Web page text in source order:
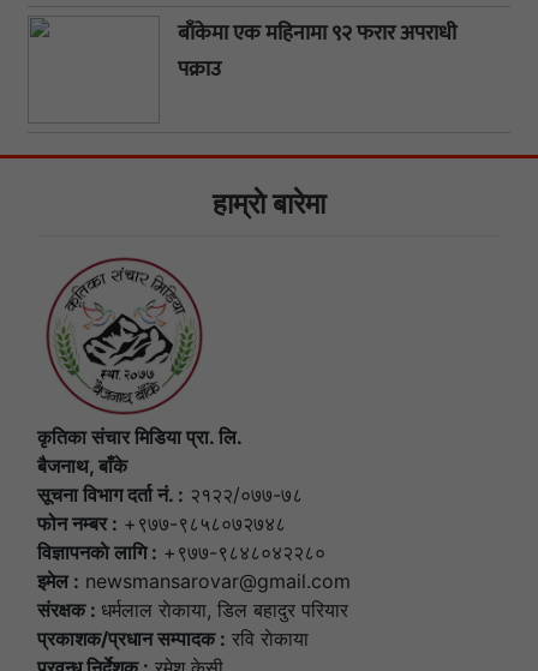
बाँकेमा एक महिनामा ९२ फरार अपराधी
पक्राउ
हाम्राे बारेमा
कृतिका संचार मिडिया प्रा. लि.
बैजनाथ, बाँके
सूचना विभाग दर्ता नं. : २१२२/०७७-७८
फोन नम्बर : +९७७-९८५८०७२७४८
विज्ञापनकाे लागि : +९७७-९८४८०४२२८०
इमेल : newsmansarovar@gmail.com
संरक्षक : धर्मलाल राेकाया, डिल बहादुर परियार
प्रकाशक/प्रधान सम्पादक : रवि राेकाया